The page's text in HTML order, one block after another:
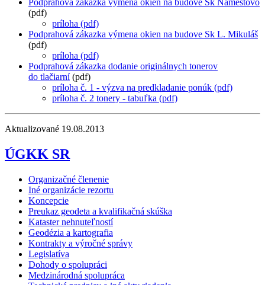
(pdf)
príloha (pdf)
Podprahová zákazka výmena okien na budove Sk L. Mikuláš
(pdf)
príloha (pdf)
Podprahová zákazka dodanie originálnych tonerov
do tlačiarní(pdf)
príloha č. 1 - výzva na predkladanie ponúk (pdf)
príloha č. 2 tonery - tabuľka (pdf)
Aktualizované 19.08.2013
ÚGKK SR
Organizačné členenie
Iné organizácie rezortu
Koncepcie
Preukaz geodeta a kvalifikačná skúška
Kataster nehnuteľností
Geodézia a kartografia
Kontrakty a výročné správy
Legislatíva
Dohody o spolupráci
Medzinárodná spolupráca